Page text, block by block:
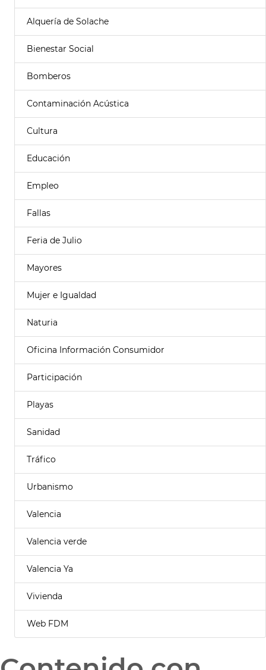
Alquería de Solache
Bienestar Social
Bomberos
Contaminación Acústica
Cultura
Educación
Empleo
Fallas
Feria de Julio
Mayores
Mujer e Igualdad
Naturia
Oficina Información Consumidor
Participación
Playas
Sanidad
Tráfico
Urbanismo
Valencia
Valencia verde
Valencia Ya
Vivienda
Web FDM